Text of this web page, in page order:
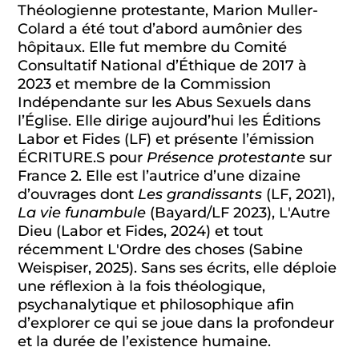
Théologienne protestante, Marion Muller-
Colard a été tout d’abord aumônier des
hôpitaux. Elle fut membre du Comité
Consultatif National d’Éthique de 2017 à
2023 et membre de la Commission
Indépendante sur les Abus Sexuels dans
l’Église. Elle dirige aujourd’hui les Éditions
Labor et Fides (LF) et présente l’émission
ÉCRITURE.S pour Présence protestante sur
France 2. Elle est l’autrice d’une dizaine
d’ouvrages dont Les grandissants (LF, 2021),
La vie funambule (Bayard/LF 2023), L'Autre
Dieu (Labor et Fides, 2024) et tout
récemment L'Ordre des choses (Sabine
Weispiser, 2025). Sans ses écrits, elle déploie
une réflexion à la fois théologique,
psychanalytique et philosophique afin
d’explorer ce qui se joue dans la profondeur
et la durée de l’existence humaine.